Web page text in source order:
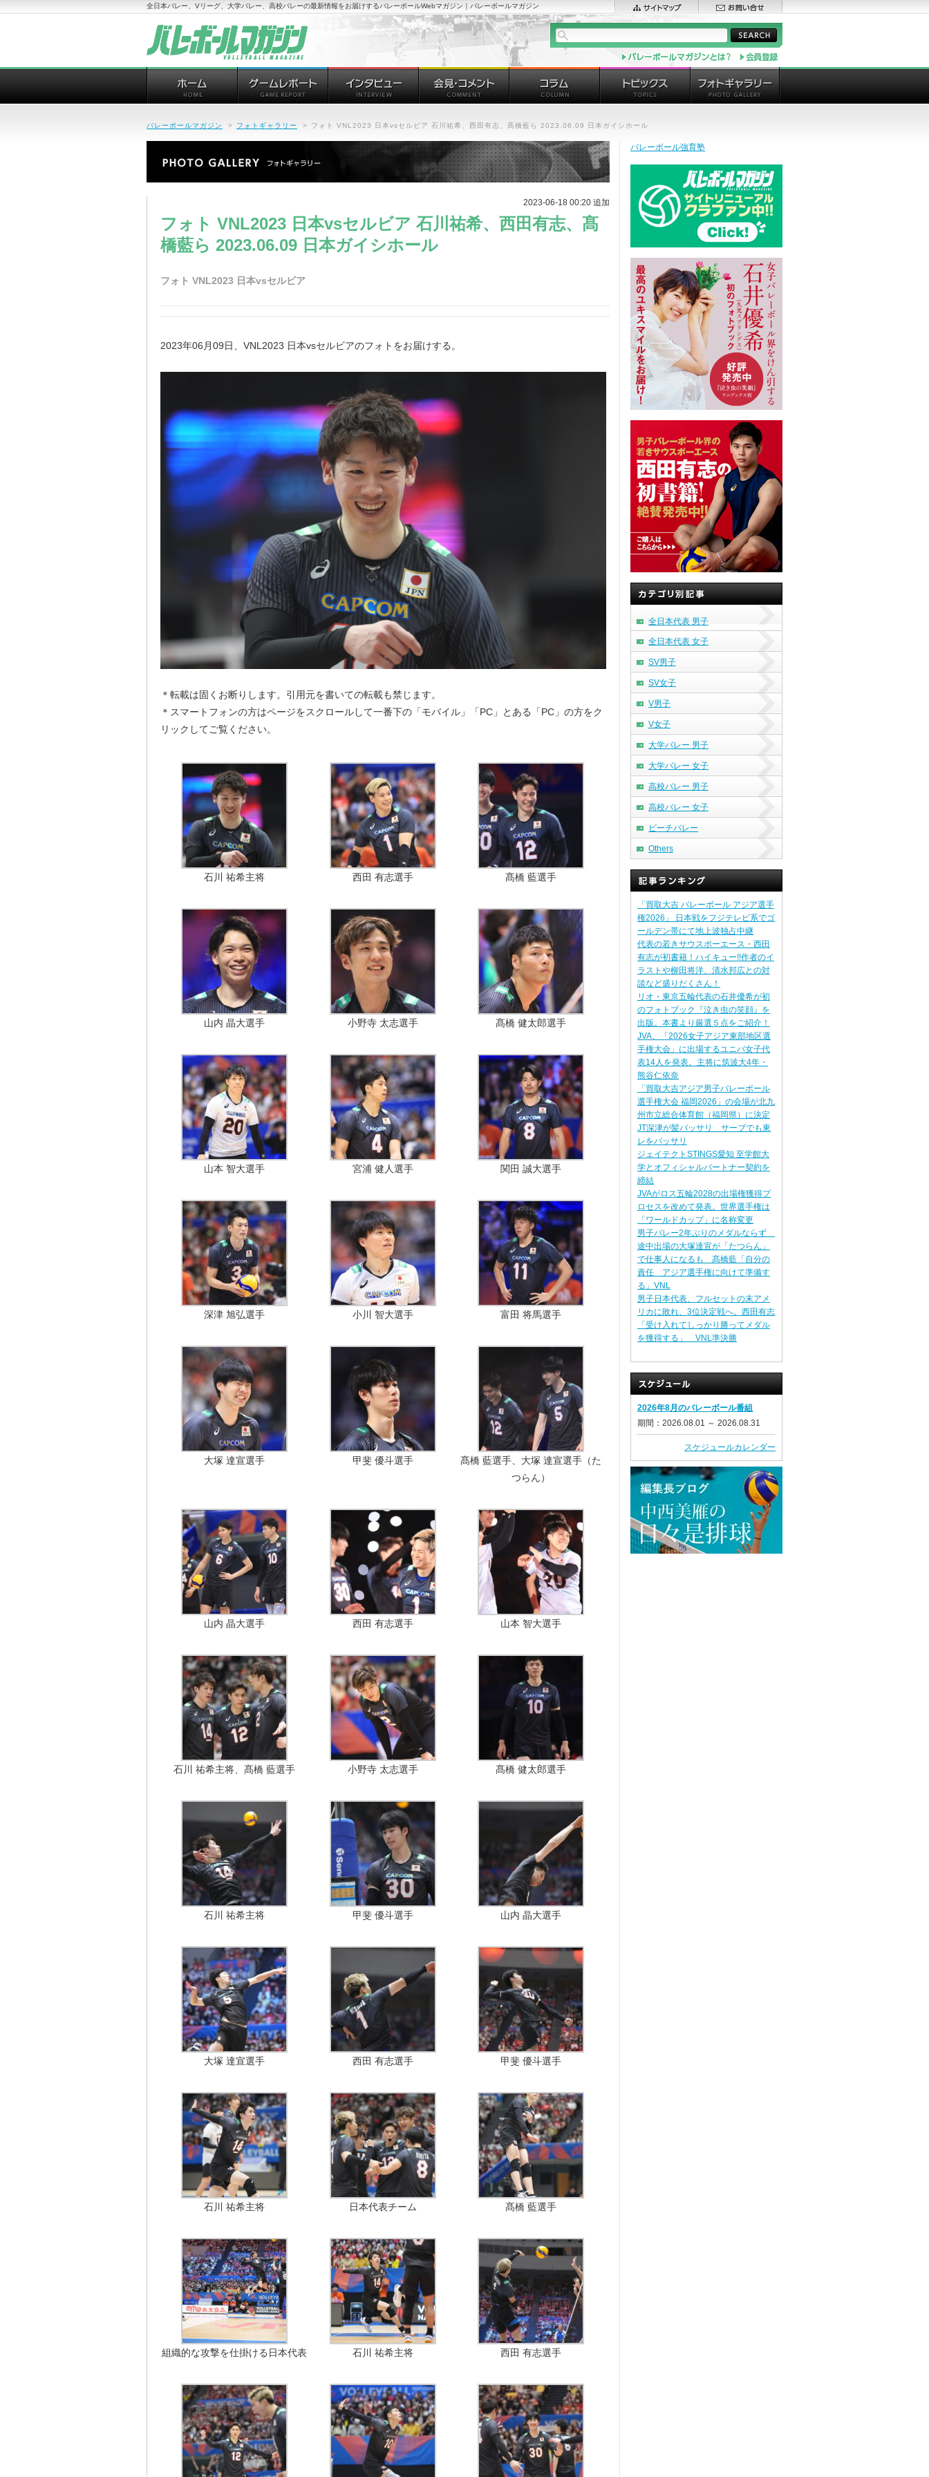
全日本バレー、Vリーグ、大学バレー、高校バレーの最新情報をお届けするバレーボールWebマガジン｜バレーボールマガジン
バレーボールマガジン > フォトギャラリー > フォト VNL2023 日本vsセルビア 石川祐希、西田有志、髙橋藍ら 2023.06.09 日本ガイシホール
2023-06-18 00:20 追加
フォト VNL2023 日本vsセルビア 石川祐希、西田有志、髙
橋藍ら 2023.06.09 日本ガイシホール
フォト VNL2023 日本vsセルビア
2023年06月09日、VNL2023 日本vsセルビアのフォトをお届けする。
＊転載は固くお断りします。引用元を書いての転載も禁じます。
＊スマートフォンの方はページをスクロールして一番下の「モバイル」「PC」とある「PC」の方をク
リックしてご覧ください。
石川 祐希主将 西田 有志選手 髙橋 藍選手
山内 晶大選手 小野寺 太志選手 髙橋 健太郎選手
山本 智大選手 宮浦 健人選手 関田 誠大選手
深津 旭弘選手 小川 智大選手 富田 将馬選手
大塚 達宣選手 甲斐 優斗選手
髙橋 藍選手、大塚 達宣選手（た
つらん）
山内 晶大選手 西田 有志選手 山本 智大選手
石川 祐希主将、髙橋 藍選手 小野寺 太志選手 髙橋 健太郎選手
石川 祐希主将 甲斐 優斗選手 山内 晶大選手
大塚 達宣選手 西田 有志選手 甲斐 優斗選手
石川 祐希主将 日本代表チーム 髙橋 藍選手
組織的な攻撃を仕掛ける日本代表 石川 祐希主将 西田 有志選手
バレーボール強育塾
全日本代表 男子
全日本代表 女子
SV男子
SV女子
V男子
V女子
大学バレー 男子
大学バレー 女子
高校バレー 男子
高校バレー 女子
ビーチバレー
Others
「買取大吉 バレーボール アジア選手
権2026」 日本戦をフジテレビ系でゴ
ールデン帯にて地上波独占中継
代表の若きサウスポーエース・西田
有志が初書籍！ハイキュー!!作者のイ
ラストや柳田将洋、清水邦広との対
談など盛りだくさん！
リオ・東京五輪代表の石井優希が初
のフォトブック『泣き虫の笑顔』を
出版。本書より厳選５点をご紹介！
JVA、「2026女子アジア東部地区選
手権大会」に出場するユニバ女子代
表14人を発表。主将に筑波大4年・
熊谷仁依奈
「買取大吉アジア男子バレーボール
選手権大会 福岡2026」の会場が北九
州市立総合体育館（福岡県）に決定
JT深津が髪バッサリ サーブでも東
レをバッサリ
ジェイテクトSTINGS愛知 至学館大
学とオフィシャルパートナー契約を
締結
JVAがロス五輪2028の出場権獲得プ
ロセスを改めて発表。世界選手権は
「ワールドカップ」に名称変更
男子バレー2年ぶりのメダルならず
途中出場の大塚達宣が「たつらん」
で仕事人になるも 髙橋藍「自分の
責任 アジア選手権に向けて準備す
る」VNL
男子日本代表、フルセットの末アメ
リカに敗れ、3位決定戦へ。西田有志
「受け入れてしっかり勝ってメダル
を獲得する」 VNL準決勝
2026年8月のバレーボール番組
期間：2026.08.01 ～ 2026.08.31
スケジュールカレンダー